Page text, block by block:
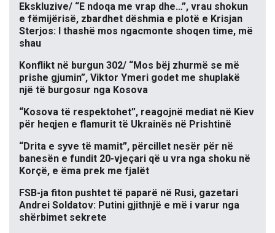
Ekskluzive/ “E ndoqa me vrap dhe…”, vrau shokun
e fëmijërisë, zbardhet dëshmia e plotë e Krisjan
Sterjos: I thashë mos ngacmonte shoqen time, më
shau
Konflikt në burgun 302/ “Mos bëj zhurmë se më
prishe gjumin”, Viktor Ymeri godet me shuplakë
një të burgosur nga Kosova
“Kosova të respektohet”, reagojnë mediat në Kiev
për heqjen e flamurit të Ukrainës në Prishtinë
“Drita e syve të mamit”, përcillet nesër për në
banesën e fundit 20-vjeçari që u vra nga shoku në
Korçë, e ëma prek me fjalët
FSB-ja fiton pushtet të paparë në Rusi, gazetari
Andrei Soldatov: Putini gjithnjë e më i varur nga
shërbimet sekrete